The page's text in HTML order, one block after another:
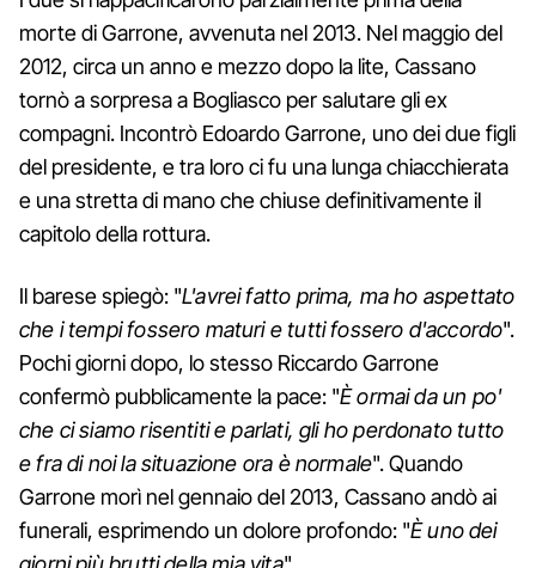
morte di Garrone, avvenuta nel 2013. Nel maggio del
2012, circa un anno e mezzo dopo la lite, Cassano
tornò a sorpresa a Bogliasco per salutare gli ex
compagni. Incontrò Edoardo Garrone, uno dei due figli
del presidente, e tra loro ci fu una lunga chiacchierata
e una stretta di mano che chiuse definitivamente il
capitolo della rottura.
Il barese spiegò: "L'avrei fatto prima, ma ho aspettato
che i tempi fossero maturi e tutti fossero d'accordo".
Pochi giorni dopo, lo stesso Riccardo Garrone
confermò pubblicamente la pace: "È ormai da un po'
che ci siamo risentiti e parlati, gli ho perdonato tutto
e fra di noi la situazione ora è normale". Quando
Garrone morì nel gennaio del 2013, Cassano andò ai
funerali, esprimendo un dolore profondo: "È uno dei